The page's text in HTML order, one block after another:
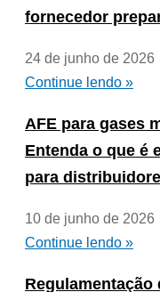
fornecedor
24 de junho de 2026
Continue lendo »
AFE para gases
Entenda o que é
para
10 de junho de 2026
Continue lendo »
Regulamentação